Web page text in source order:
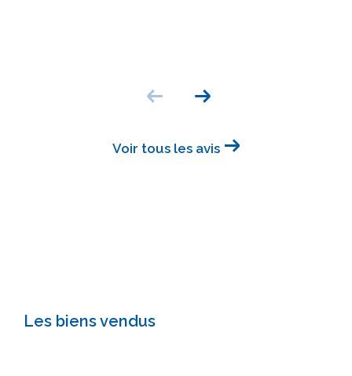
Voir tous les avis
Les biens vendus